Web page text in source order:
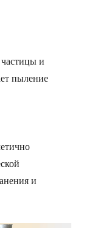
и
пыление
и